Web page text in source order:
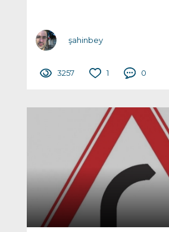
şahinbey
3257 1 0